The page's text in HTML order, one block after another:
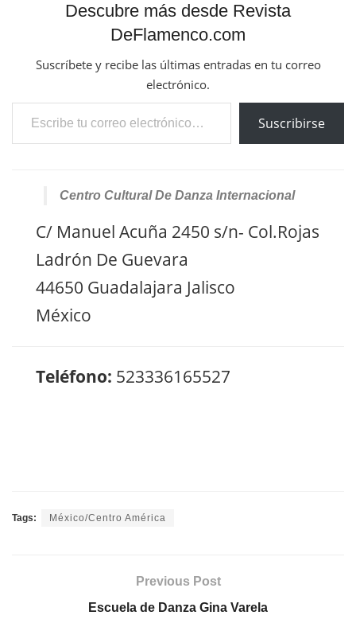
Descubre más desde Revista
DeFlamenco.com
Suscríbete y recibe las últimas entradas en tu correo
electrónico.
Escribe tu correo electrónico…
Suscribirse
Centro Cultural De Danza Internacional
C/ Manuel Acuña 2450 s/n- Col.Rojas
Ladrón De Guevara
44650 Guadalajara Jalisco
México
Teléfono: 523336165527
Tags: México/Centro América
Previous Post
Escuela de Danza Gina Varela